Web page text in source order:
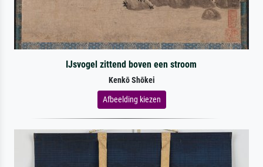
IJsvogel zittend boven een stroom
Kenkō Shōkei
Afbeelding kiezen